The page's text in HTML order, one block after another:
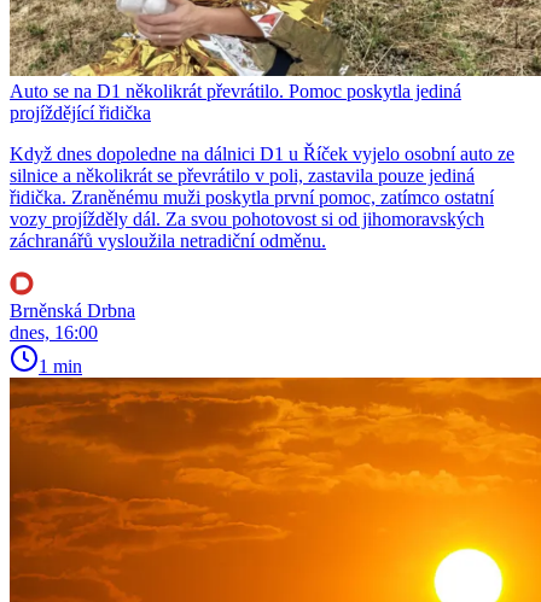
Auto se na D1 několikrát převrátilo. Pomoc poskytla jediná
projíždějící řidička
Když dnes dopoledne na dálnici D1 u Říček vyjelo osobní auto ze
silnice a několikrát se převrátilo v poli, zastavila pouze jediná
řidička. Zraněnému muži poskytla první pomoc, zatímco ostatní
vozy projížděly dál. Za svou pohotovost si od jihomoravských
záchranářů vysloužila netradiční odměnu.
Brněnská Drbna
dnes, 16:00
1 min